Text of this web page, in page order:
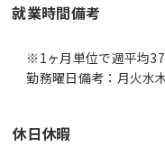
就業時間備考
※1ヶ月単位で週平均
休日休暇